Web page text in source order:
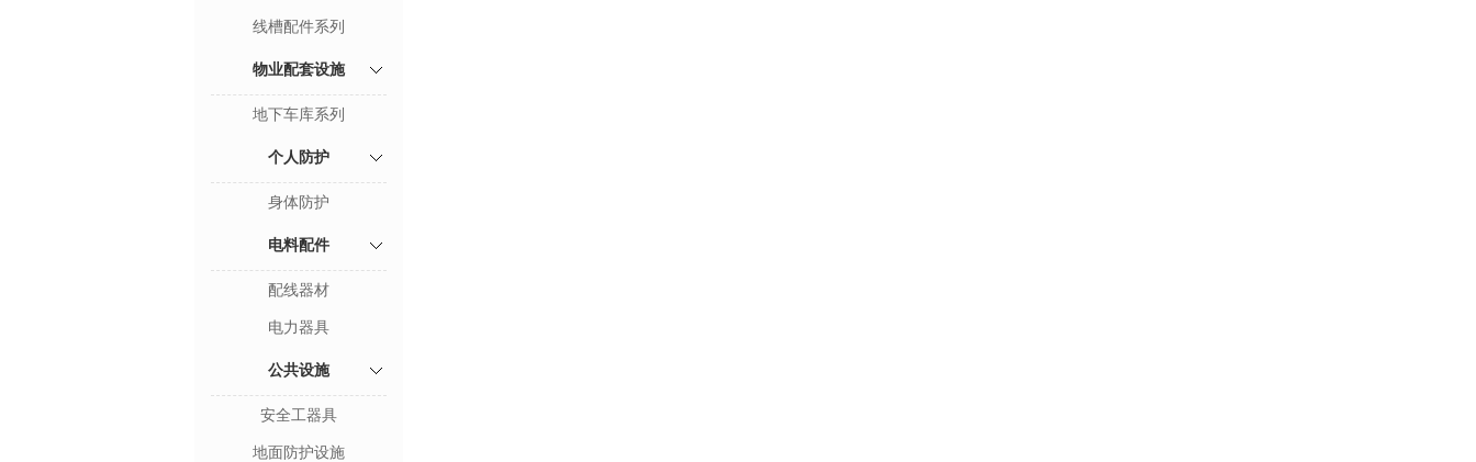
线槽配件系列
物业配套设施
地下车库系列
个人防护
身体防护
电料配件
配线器材
电力器具
公共设施
安全工器具
地面防护设施